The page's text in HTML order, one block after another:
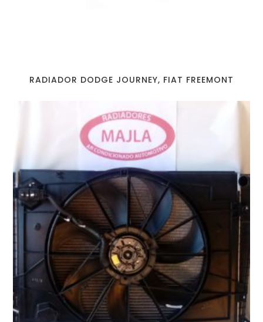
RADIADOR DODGE JOURNEY, FIAT FREEMONT